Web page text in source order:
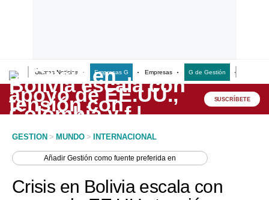
Últimas Noticias Empresas G Empresas G de Gestión
Lo último
Peru Quiosco
Economía
SUSCRÍBETE
GESTION > MUNDO > INTERNACIONAL
AñadirGestión como fuente preferida en
Crisis en Bolivia escala con